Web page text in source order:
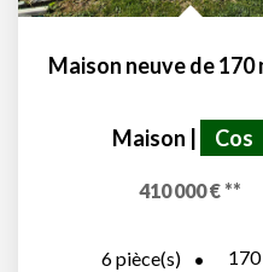
Maison Cos
410 000 € **
6pièce(s) 170